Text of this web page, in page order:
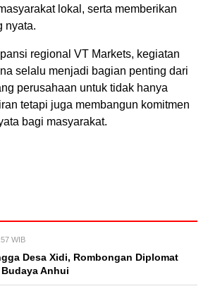
lokal, serta memberikan
nyata.
regional VT Markets, kegiatan
selalu menjadi bagian penting dari
perusahaan untuk tidak hanya
tetapi juga membangun komitmen
bagi masyarakat.
WIB
Desa Xidi, Rombongan Diplomat
Anhui